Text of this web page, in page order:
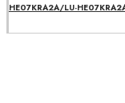
HE07KRA2A/LU-